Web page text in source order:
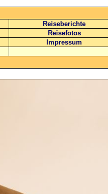
Reiseberichte
Reisefotos
Impressum